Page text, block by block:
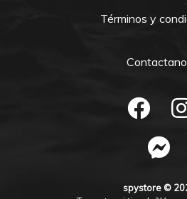
Términos y
spystore ©